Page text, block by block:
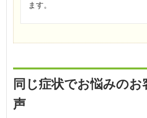
ます。
同じ症状でお悩みのお
声